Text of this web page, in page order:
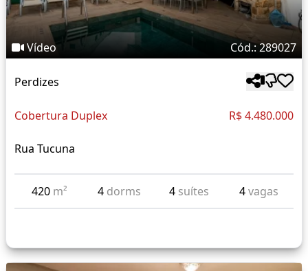
Vídeo Cód.: 289027
Perdizes
Cobertura Duplex R$ 4.480.000
Rua Tucuna
420 m² 4 dorms 4 suítes 4vagas